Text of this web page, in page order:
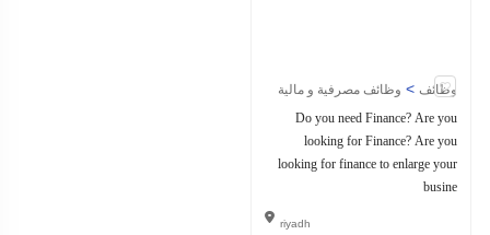
وظائف > وظائف مصرفية و مالية
Do you need Finance? Are you
looking for Finance? Are you
looking for finance to enlarge your
busine
riyadh